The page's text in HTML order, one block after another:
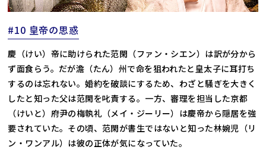
#10 皇帝の思惑
慶（けい）帝に助けられた范閑（ファン・シエン）は訳が分から
ず面食らう。だが澹（たん）州で命を狙われたと皇太子に耳打ち
するのは忘れない。婚約を破談にするため、わざと騒ぎを大きく
したと知った父は范閑を叱責する。一方、審理を担当した京都
（けいと）府尹の梅執礼（メイ・ジーリー）は慶帝から隠居を強
要されていた。その頃、范閑が書生ではないと知った林婉児（リ
ン・ワンアル）は彼の正体が気になっていた。